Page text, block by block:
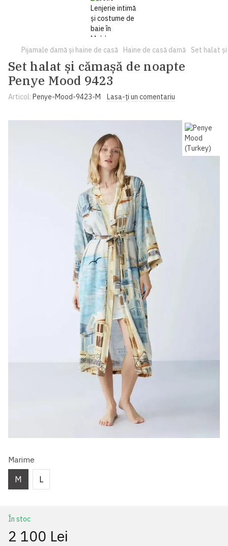
Pijamale damă și haine de casă Haine de casă damă Set halat
Set halat și cămașă de noapte
Penye Mood 9423
Articol: Penye-Mood-9423-M Lasa-ți un comentariu
Marime
M L
În stoc
2 100 Lei